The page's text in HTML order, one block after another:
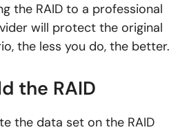
the RAID to a professional
will protect the original
the less you do, the better.
the RAID
the data set on the RAID